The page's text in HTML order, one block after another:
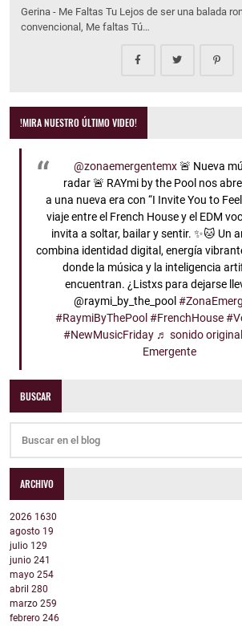
Gerina - Me Faltas Tu Lejos de ser una balada
convencional, Me faltas Tú…
!MIRA NUESTRO ÚLTIMO VIDEO!
@zonaemergentemx🚨 Nueva
radar 🚨 RAYmi by the Pool nos
a una nueva era con “I Invite You to
viaje entre el French House y el EDM
invita a soltar, bailar y sentir. ✨🐱 Un
combina identidad digital, energía
donde la música y la inteligencia
encuentran. ¿Listxs para dejarse
@raymi_by_the_pool
#RaymiByThePool #FrenchHouse
#NewMusicFriday ♬ sonido
Emergente
BUSCAR
ARCHIVO
2026 1630
agosto 19
julio 129
junio 241
mayo 254
abril 280
marzo 259
febrero 246